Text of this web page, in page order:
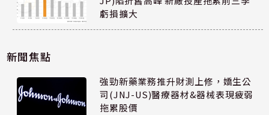
虧損擴大
新聞焦點
強勁新藥業務推升財測上修，嬌生公
司(JNJ-US)醫療器材&器械表現疲弱
拖累股價